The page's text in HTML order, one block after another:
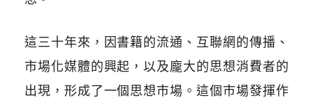
這三十年來，因書籍的流通、互聯網的傳播、
市場化媒體的興起，以及龐大的思想消費者的
出現，形成了一個思想市場。這個市場發揮作